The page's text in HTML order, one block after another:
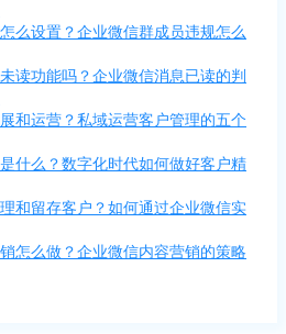
么设置？企业微信群成员违规怎么
读功能吗？企业微信消息已读的判
和运营？私域运营客户管理的五个
什么？数字化时代如何做好客户精
和留存客户？如何通过企业微信实
怎么做？企业微信内容营销的策略